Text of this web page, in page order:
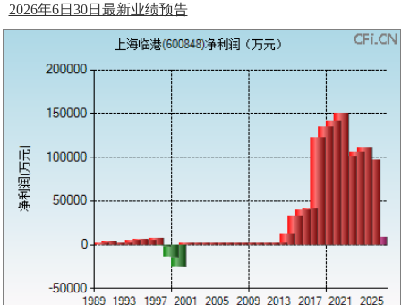
2026年6日30日最新业绩预告